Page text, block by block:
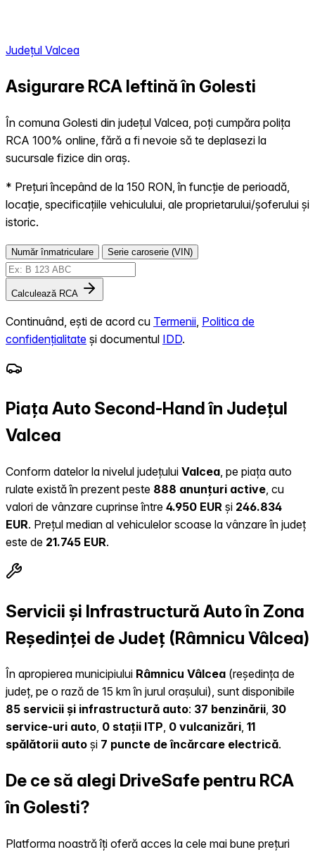
Județul Valcea
Asigurare RCA Ieftină în Golesti
În comuna Golesti din județul Valcea, poți cumpăra polița
RCA 100% online, fără a fi nevoie să te deplasezi la
sucursale fizice din oraș.
* Prețuri începând de la 150 RON, în funcție de perioadă,
locație, specificațiile vehiculului, ale proprietarului/șoferului și
istoric.
Număr înmatriculare Serie caroserie (VIN)
Calculează RCA
Continuând, ești de acord cu Termenii Politica de
confidențialitate și documentul IDD.
Piața Auto Second-Hand în Județul
Valcea
Conform datelor la nivelul județului Valcea , pe piața auto
rulate există în prezent peste 888 anunțuri active , cu
valori de vânzare cuprinse între 4.950 EUR și 246.834
EUR. Prețul median al vehiculelor scoase la vânzare în județ
este de 21.745 EUR.
Servicii și Infrastructură Auto în Zona
Reședinței de Județ (Râmnicu Vâlcea)
În apropierea municipiului Râmnicu Vâlcea (reședința de
județ, pe o rază de 15 km în jurul orașului), sunt disponibile
85 servicii și infrastructură auto: 37 benzinării, 30
service-uri auto, 0 stații ITP, 0 vulcanizări, 11
spălătorii auto și 7 puncte de încărcare electrică.
De ce să alegi DriveSafe pentru RCA
în Golesti?
Platforma noastră îți oferă acces la cele mai bune prețuri